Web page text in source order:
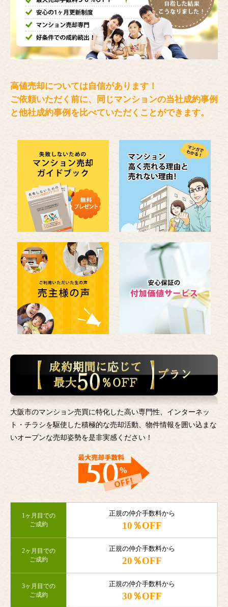
高値売却については自信があります！
ご依頼いただく前に、同じマンションの当社成約事例
と他社成約事例を比べていただくことができます。
大阪市のマンション売買に特化した高い専門性、インターネッ
ト・チラシを駆使した積極的な売却活動、 物件情報を囲い込まな
いオープンな売却姿勢を是非実感ください！
1ヶ月目での
ご成約
正規の仲介手数料から
10％OFF
2ヶ月目での
ご成約
正規の仲介手数料から
20％OFF
3ヶ月目での
ご成約
正規の仲介手数料から
30％OFF